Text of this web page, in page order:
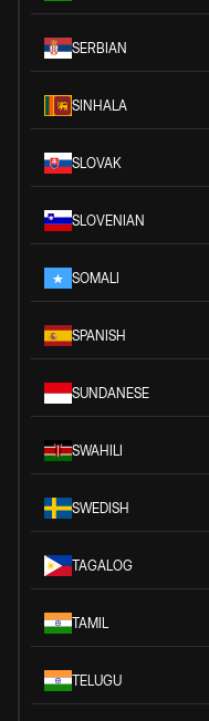
SERBIAN
SINHALA
SLOVAK
SLOVENIAN
SOMALI
SPANISH
SUNDANESE
SWAHILI
SWEDISH
TAGALOG
TAMIL
TELUGU